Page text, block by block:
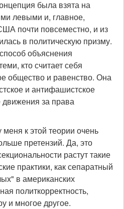
была взята на
левыми и, главное,
почти повсеместно, и из
в политическую призму.
объяснения
кто считает себя
общество и равенство. Она
и антифашистское
за права
к этой теории очень
претензий. Да, это
растут такие
практики, как сепаратный
в американских
политкорректность,
и многое другое.